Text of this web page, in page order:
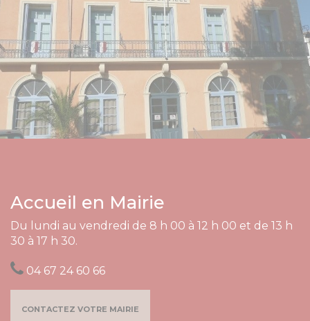
Accueil en Mairie
Du lundi au vendredi de 8 h 00 à 12 h 00 et de 13 h
30 à 17 h 30.
04 67 24 60 66
contactez votre mairie